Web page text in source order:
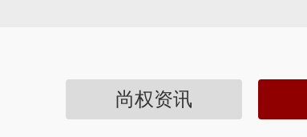
尚权资讯